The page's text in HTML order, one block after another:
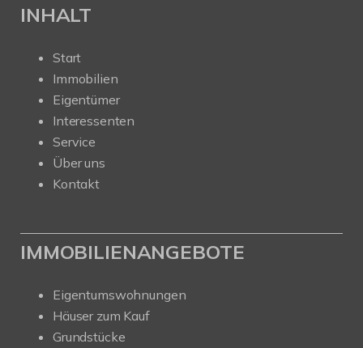
INHALT
Start
Immobilien
Eigentümer
Interessenten
Service
Über uns
Kontakt
IMMOBILIENANGEBOTE
Eigentumswohnungen
Häuser zum Kauf
Grundstücke